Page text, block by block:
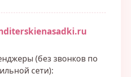
(без звонков по
сети):